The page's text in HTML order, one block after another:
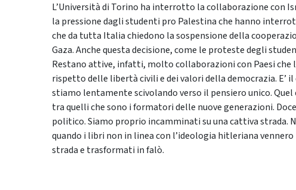
L’Università di Torino ha interrotto la collaborazione con
la pressione dagli studenti pro Palestina che hanno
che da tutta Italia chiedono la sospensione della
Gaza. Anche questa decisione, come le proteste degli
Restano attive, infatti, molto collaborazioni con Paesi che
rispetto delle libertà civili e dei valori della democrazia. E’ il
stiamo lentamente scivolando verso il pensiero unico. Quel
tra quelli che sono i formatori delle nuove generazioni.
politico. Siamo proprio incamminati su una cattiva strada.
quando i libri non in linea con l’ideologia hitleriana
strada e trasformati in falò.